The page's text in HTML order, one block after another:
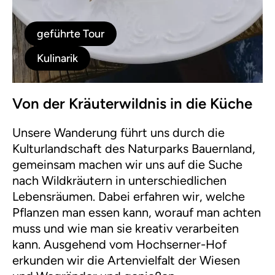
geführte Tour
Kulinarik
Von der Kräuterwildnis in die Küche
Unsere Wanderung führt uns durch die
Kulturlandschaft des Naturparks Bauernland,
gemeinsam machen wir uns auf die Suche
nach Wildkräutern in unterschiedlichen
Lebensräumen. Dabei erfahren wir, welche
Pflanzen man essen kann, worauf man achten
muss und wie man sie kreativ verarbeiten
kann. Ausgehend vom Hochserner-Hof
erkunden wir die Artenvielfalt der Wiesen